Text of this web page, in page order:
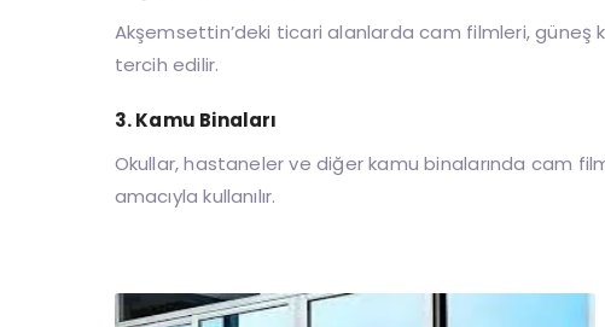
Akşemsettin’deki ticari alanlarda cam filmleri, güneş
tercih edilir.
3. Kamu Binaları
Okullar, hastaneler ve diğer kamu binalarında cam
amacıyla kullanılır.